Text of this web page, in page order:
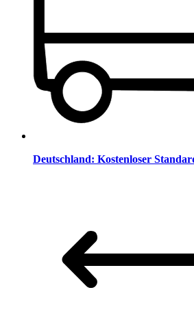
Deutschland: Kostenloser